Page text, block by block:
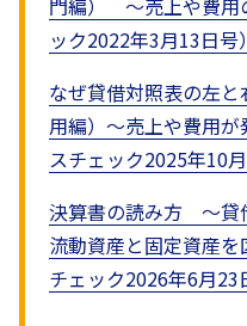
ック2022年3月13日号）
なぜ貸借対照表の左
用編）～売上や費用
スチェック2025年10月
決算書の読み方 ～貸
流動資産と固定資産を
チェック2026年6月23